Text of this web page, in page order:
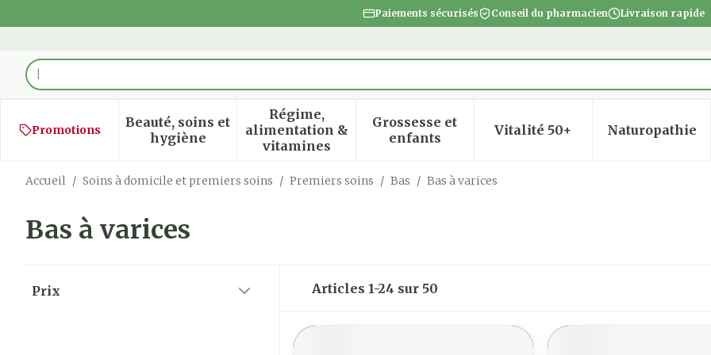
Paiements sécurisés Conseil du pharmacien Livraison rapide
Rechercher
Promotions
Beauté, soins et
hygièneAfficher le sous-menu pour la catégorie Beauté, soins et hygiène
Régime,
alimentation &
vitamines
Afficher le sous-menu pour la catégorie Régime,
Grossesse et
enfantsAfficher le sous-menu pour la catégorie
Vitalité 50+Afficher le sous-menu
Naturopathie
Afficher
Accueil / Soins à domicile et premiers soins / Premiers soins / Bas / Bas à varices
Bas à varices
Prix
Articles 1-24 sur 50